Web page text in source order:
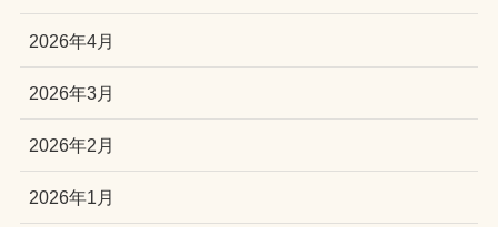
2026年4月
2026年3月
2026年2月
2026年1月